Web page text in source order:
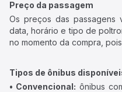
Preço da passagem
Os preços das passagens
data, horário e tipo de
no momento da compra,
Tipos de ônibus
• Convencional: ônibus